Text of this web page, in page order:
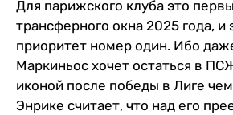
Для парижского клуба это
трансферного окна 2025 года, и
приоритет номер один. Ибо
Маркиньос хочет остаться в
иконой после победы в Лиге
Энрике считает, что над его